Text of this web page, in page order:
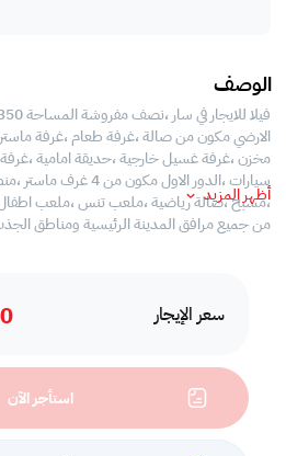
سعر الإيجار
استأجر الآن
الوصف
الارضي مكون من صالة ،غرفة طعام ،غرفة
مخزن ،غرفة غسيل خارجية ،حديقة امامية
سيارات ،الدور الاول
من جميع مرافق المدينة الرئيسية ومناطق
أظهر المزيد